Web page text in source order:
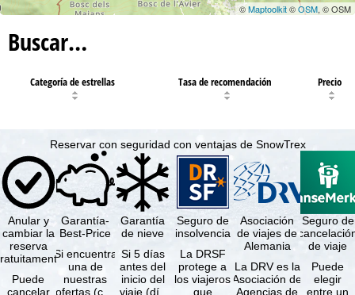
©Maptoolkit©OSM, © OSM
Buscar…
Categoría de estrellas Tasa de recomendación Precio
Reservar con seguridad con ventajas de SnowTrex
Anular y
cambiar la
reserva
Puede
cancelar
Garantía-
Best-Price
Si encuentra
una de
nuestras
ofertas (con
Garantía
de nieve
Si 5 días
antes del
inicio del
viaje (día
Seguro de
insolvencia
La DRSF
protege a
los viajeros
que
Asociación
de viajes de
Alemania
La DRV es la
Asociación de
Agencias de
Seguro de
de viaje
Puede
elegir
entre un